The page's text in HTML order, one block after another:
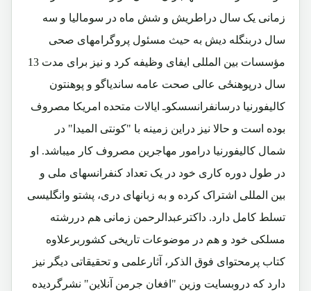
زمانی یک سال دراطریش و شش ماه در سومالیا و سه
سال دربنگله دیش به حیث مسئول پروگرامهای صحی
مؤسسات بین المللی ایفای وظیفه کرد و نیز برای مدت 13
سال درپوهنځی عالی صحت عامه ساندیاگو و پوهنتون
کالیفورنیا درسانفرانسسکوـ ایالات متحده امریکا مصروف
بوده است و حالا نیز دراین زمینه با "کونتی المیدا" در
شمال کالیفورنیا درامور مهاجرین مصروف کار میباشد. او
در طول دوره کاری خود در یک تعداد کنفرانسهای ملی و
بین المللی اشتراک کرده و به زبانهای دری، پشتو وانگلیسی
تسلط کامل دارد. داکترعبدالرحمن زمانی هم دررشته
مسلکی خود و هم در موضوعات تاریخی کشوربرعلاوه
کتاب پرمحتوای فوق الذکر، آثارعلمی و تحقیقاتی دیگر نیز
دارد که دروبسایت وزین "افغان جرمن آنلاین" نشرگردیده